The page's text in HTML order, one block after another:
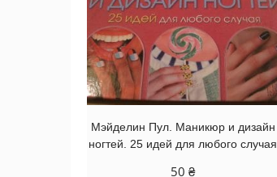
Мэйделин Пул. Маникюр и дизайн
ногтей. 25 идей для любого случая
50₴